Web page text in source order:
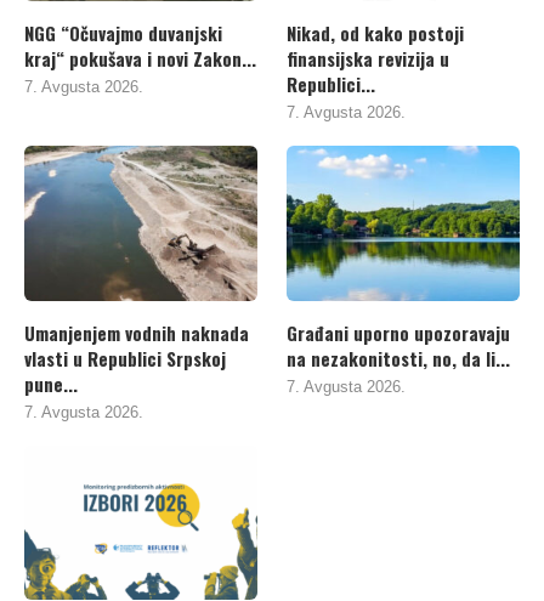
NGG “Očuvajmo duvanjski
kraj“ pokušava i novi Zakon...
7. Avgusta 2026.
Nikad, od kako postoji
finansijska revizija u
Republici...
7. Avgusta 2026.
Umanjenjem vodnih naknada
vlasti u Republici Srpskoj
pune...
7. Avgusta 2026.
Građani uporno upozoravaju
na nezakonitosti, no, da li...
7. Avgusta 2026.